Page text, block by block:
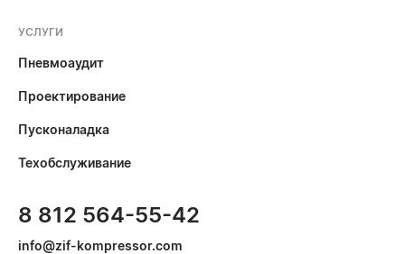
УСЛУГИ
Пневмоаудит
Проектирование
Пусконаладка
Техобслуживание
8 812 564-55-42
info@zif-kompressor.com